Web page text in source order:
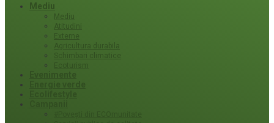
Mediu
Mediu
Atitudini
Externe
Agricultura durabila
Schimbari climatice
Ecoturism